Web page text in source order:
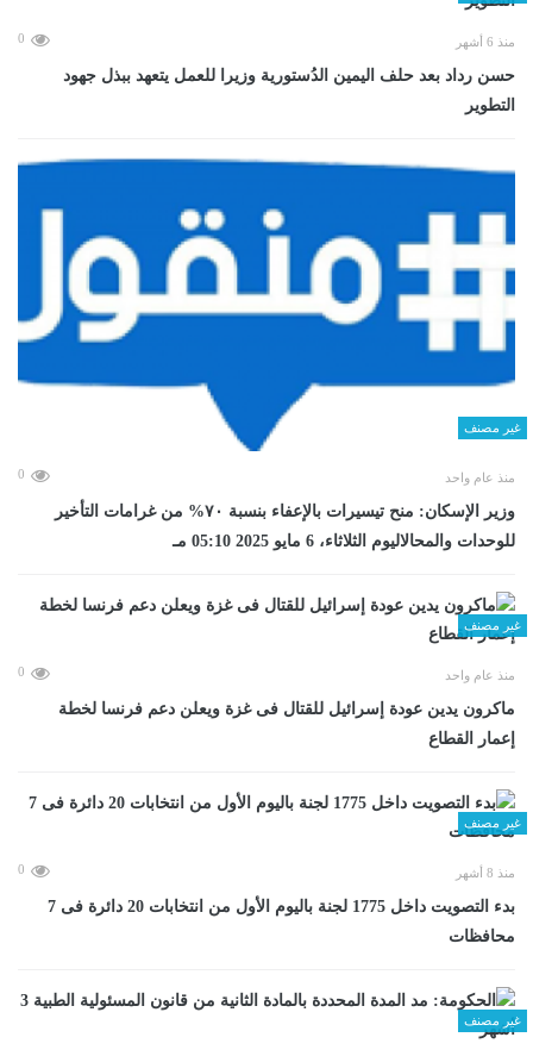
منذ 6 أشهر 0
حسن رداد بعد حلف اليمين الدُستورية وزيرا للعمل يتعهد ببذل جهود
التطوير
غير مصنف
منذ عام واحد 0
وزير الإسكان: منح تيسيرات بالإعفاء بنسبة ٧٠% من غرامات التأخير
للوحدات والمحالاليوم الثلاثاء، 6 مايو 2025 05:10 مـ
غير مصنف
منذ عام واحد 0
ماكرون يدين عودة إسرائيل للقتال فى غزة ويعلن دعم فرنسا لخطة
إعمار القطاع
غير مصنف
منذ 8 أشهر 0
بدء التصويت داخل 1775 لجنة باليوم الأول من انتخابات 20 دائرة فى 7
محافظات
غير مصنف